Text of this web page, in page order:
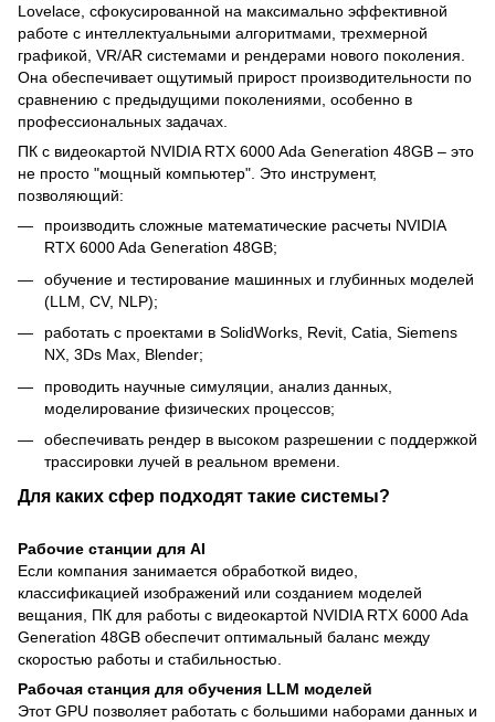
Lovelace, сфокусированной на максимально эффективной
работе с интеллектуальными алгоритмами, трехмерной
графикой, VR/AR системами и рендерами нового поколения.
Она обеспечивает ощутимый прирост производительности по
сравнению с предыдущими поколениями, особенно в
профессиональных задачах.
ПК с видеокартой NVIDIA RTX 6000 Ada Generation 48GB – это
не просто "мощный компьютер". Это инструмент,
позволяющий:
производить сложные математические расчеты NVIDIA
RTX 6000 Ada Generation 48GB;
обучение и тестирование машинных и глубинных моделей
(LLM, CV, NLP);
работать с проектами в SolidWorks, Revit, Catia, Siemens
NX, 3Ds Max, Blender;
проводить научные симуляции, анализ данных,
моделирование физических процессов;
обеспечивать рендер в высоком разрешении с поддержкой
трассировки лучей в реальном времени.
Для каких сфер подходят такие системы?
Рабочие станции для AI
Если компания занимается обработкой видео,
классификацией изображений или созданием моделей
вещания, ПК для работы с видеокартой NVIDIA RTX 6000 Ada
Generation 48GB обеспечит оптимальный баланс между
скоростью работы и стабильностью.
Рабочая станция для обучения LLM моделей
Этот GPU позволяет работать с большими наборами данных и